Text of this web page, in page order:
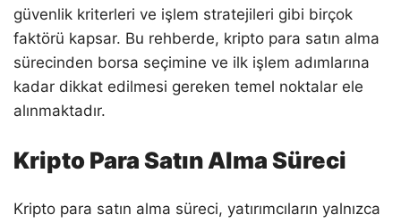
güvenlik kriterleri ve işlem stratejileri gibi birçok
faktörü kapsar. Bu rehberde, kripto para satın alma
sürecinden borsa seçimine ve ilk işlem adımlarına
kadar dikkat edilmesi gereken temel noktalar ele
alınmaktadır.
Kripto Para Satın Alma Süreci
Kripto para satın alma süreci, yatırımcıların yalnızca